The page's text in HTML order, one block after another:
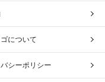
について
シーポリシー